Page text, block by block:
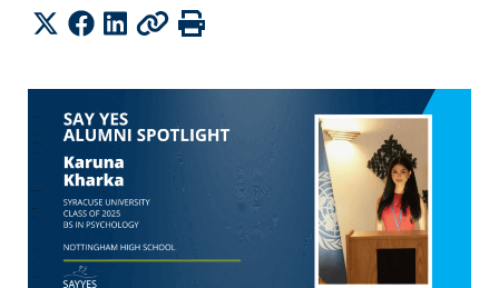
ShareTwitter
Facebook
LinkedIn
CopyPrint